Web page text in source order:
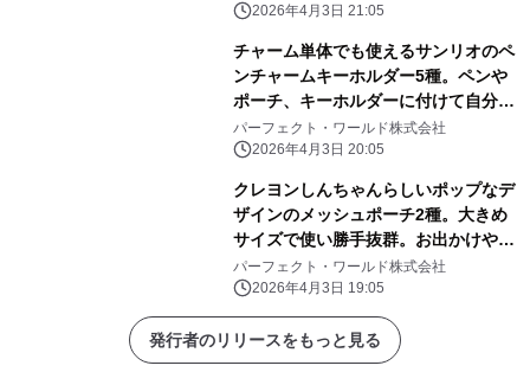
2026年4月3日 21:05
チャーム単体でも使えるサンリオのペ
ンチャームキーホルダー5種。ペンや
ポーチ、キーホルダーに付けて自分だ
けのアレンジしよう
パーフェクト・ワールド株式会社
2026年4月3日 20:05
クレヨンしんちゃんらしいポップなデ
ザインのメッシュポーチ2種。大きめ
サイズで使い勝手抜群。お出かけや旅
行にぜひ！
パーフェクト・ワールド株式会社
2026年4月3日 19:05
発行者のリリースをもっと見る